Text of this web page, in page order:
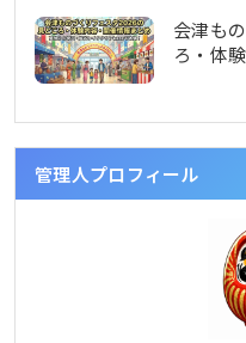
会津も
ろ・体
管理人プロフィール